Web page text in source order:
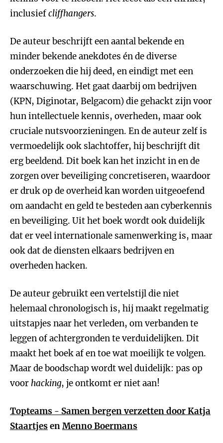
inclusiefcliffhangers.
De auteur beschrijft een aantal bekende en
minder bekende anekdotes én de diverse
onderzoeken die hij deed, en eindigt met een
waarschuwing. Het gaat daarbij om bedrijven
(KPN, Diginotar, Belgacom) die gehackt zijn voor
hun intellectuele kennis, overheden, maar ook
cruciale nutsvoorzieningen. En de auteur zelf is
vermoedelijk ook slachtoffer, hij beschrijft dit
erg beeldend. Dit boek kan het inzicht in en de
zorgen over beveiliging concretiseren, waardoor
er druk op de overheid kan worden uitgeoefend
om aandacht en geld te besteden aan cyberkennis
en beveiliging. Uit het boek wordt ook duidelijk
dat er veel internationale samenwerking is, maar
ook dat de diensten elkaars bedrijven en
overheden hacken.
De auteur gebruikt een vertelstijl die niet
helemaal chronologisch is, hij maakt regelmatig
uitstapjes naar het verleden, om verbanden te
leggen of achtergronden te verduidelijken. Dit
maakt het boek af en toe wat moeilijk te volgen.
Maar de boodschap wordt wel duidelijk: pas op
voorhacking, je ontkomt er niet aan!
Topteams - Samen bergen verzetten doorKatja
StaartjesenMenno Boermans